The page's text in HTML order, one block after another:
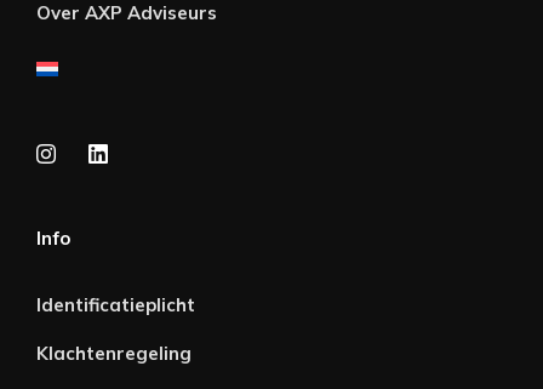
Over AXP Adviseurs
Info
Identificatieplicht
Klachtenregeling